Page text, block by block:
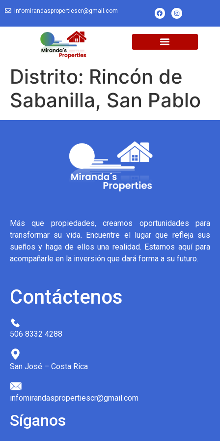
infomirandaspropertiescr@gmail.com
Distrito: Rincón de
Sabanilla, San Pablo
Más que propiedades, creamos oportunidades para
transformar su vida. Encuentre el lugar que refleja sus
sueños y haga de ellos una realidad. Estamos aquí para
acompañarle en la inversión que dará forma a su futuro.
Contáctenos
506 8332 4288
San José – Costa Rica
infomirandaspropertiescr@gmail.com
Síganos